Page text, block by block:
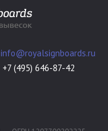
info@royalsignboards.ru
+7 (495) 646-87-42